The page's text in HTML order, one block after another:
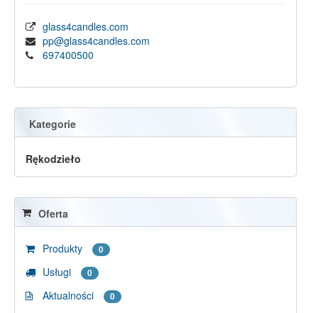
glass4candles.com
pp@glass4candles.com
697400500
Kategorie
Rękodzieło
Oferta
Produkty 0
Usługi 0
Aktualności 0